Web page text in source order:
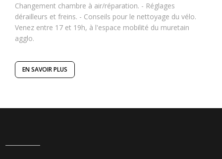
Changement chambre à air/réparation. - Réglages
dérailleurs et freins. - Conseils pour le nettoyage du vélo.
Venez entre 17 et 19h, à l'espace mobilité du muretain
agglo.
EN SAVOIR PLUS